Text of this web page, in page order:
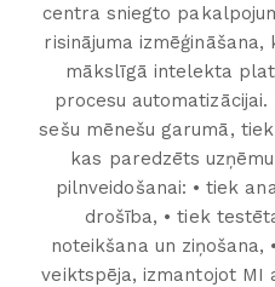
centra sniegto
risinājuma
mākslīgā intelekta
procesu
sešu mēnešu garumā,
kas paredzēts
pilnveidošanai: • tiek
drošība, • tiek
noteikšana un
veiktspēja, izmantojot MI